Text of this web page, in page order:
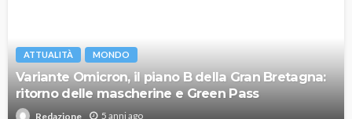
ATTUALITÀ MONDO
Variante Omicron, il piano B della Gran Bretagna:
ritorno delle mascherine e Green Pass
Redazione 5 anni ago